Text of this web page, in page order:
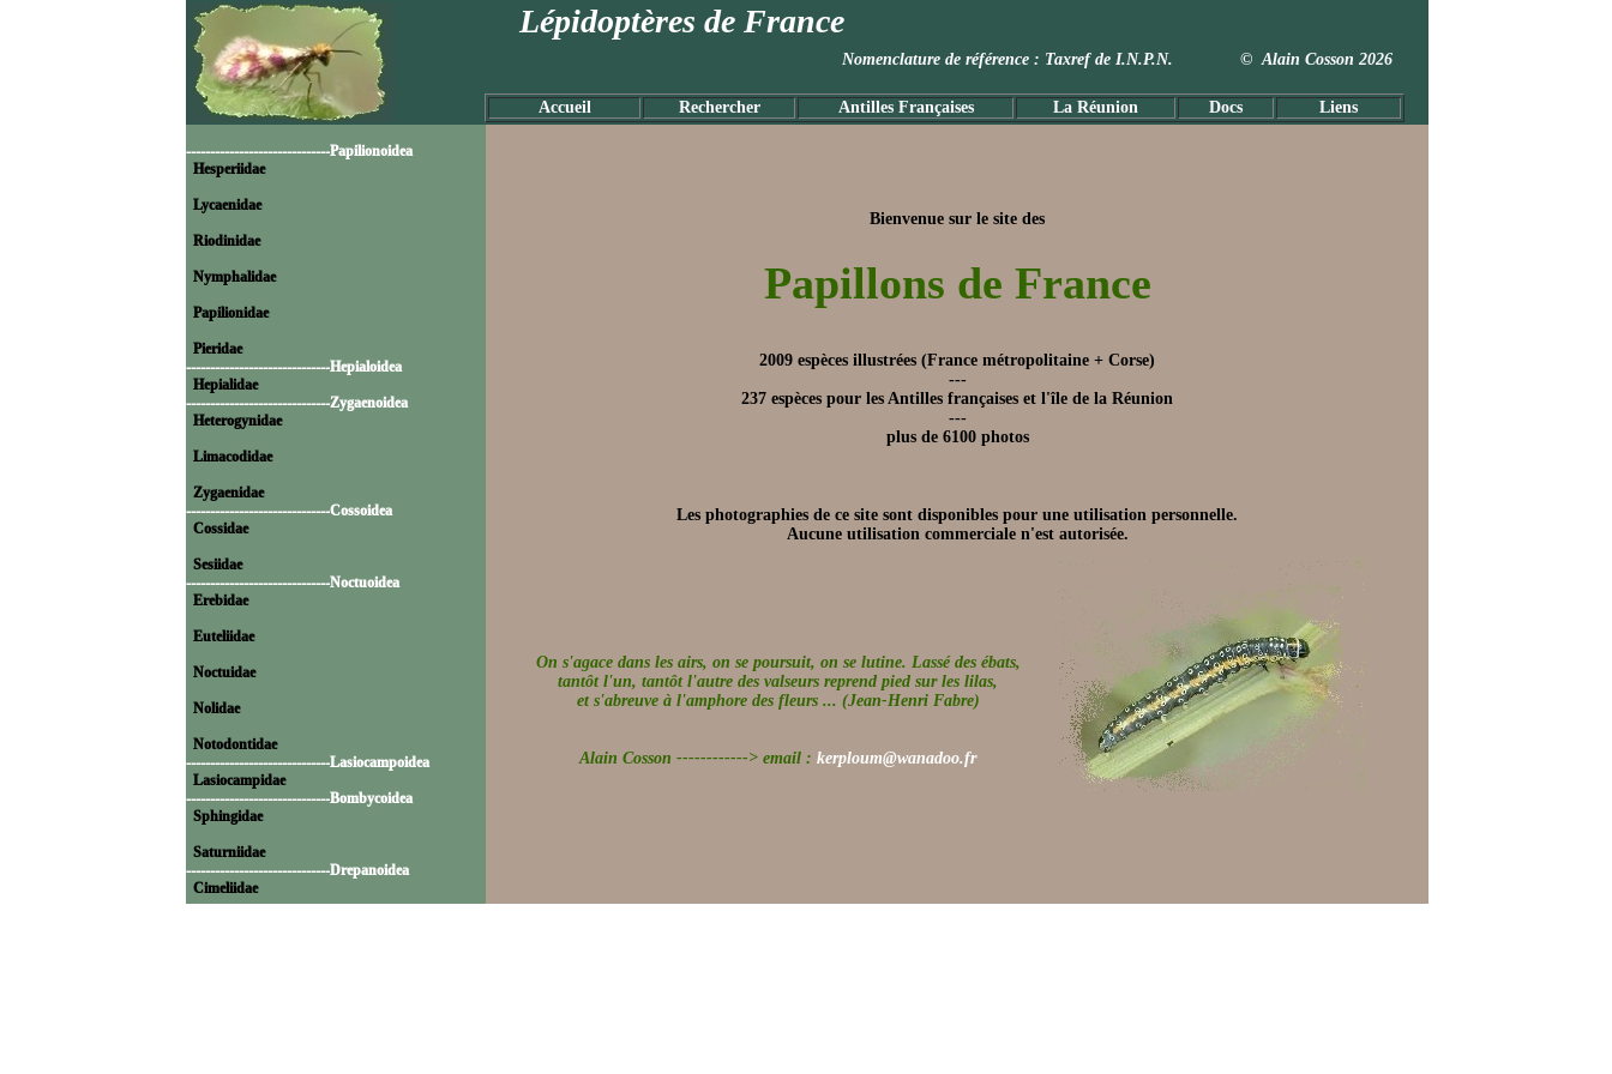
Lépidoptères de France
Nomenclature de référence : Taxref de I.N.P.N. © Alain Cosson 2026
Accueil Rechercher Antilles Françaises La Réunion Docs Liens
------------------------------Papilionoidea
Hesperiidae
Lycaenidae
Riodinidae
Nymphalidae
Papilionidae
Pieridae
------------------------------Hepialoidea
Hepialidae
------------------------------Zygaenoidea
Heterogynidae
Limacodidae
Zygaenidae
------------------------------Cossoidea
Cossidae
Sesiidae
------------------------------Noctuoidea
Erebidae
Euteliidae
Noctuidae
Nolidae
Notodontidae
------------------------------Lasiocampoidea
Lasiocampidae
------------------------------Bombycoidea
Sphingidae
Saturniidae
------------------------------Drepanoidea
Cimeliidae
Bienvenue sur le site des
Papillons de France
2009 espèces illustrées (France métropolitaine + Corse)
---
237 espèces pour les Antilles françaises et l'île de la Réunion
---
plus de 6100 photos
Les photographies de ce site sont disponibles pour une utilisation personnelle.
Aucune utilisation commerciale n'est autorisée.
On s'agace dans les airs, on se poursuit, on se lutine. Lassé des ébats,
tantôt l'un, tantôt l'autre des valseurs reprend pied sur les lilas,
et s'abreuve à l'amphore des fleurs ... (Jean-Henri Fabre)
Alain Cosson ------------> email : kerploum@wanadoo.fr